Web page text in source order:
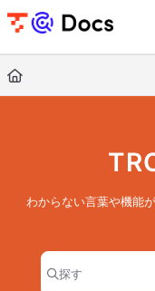
Documentation
Use this file to discover all
わからない言葉や機能
探す
Press CTRL + K to